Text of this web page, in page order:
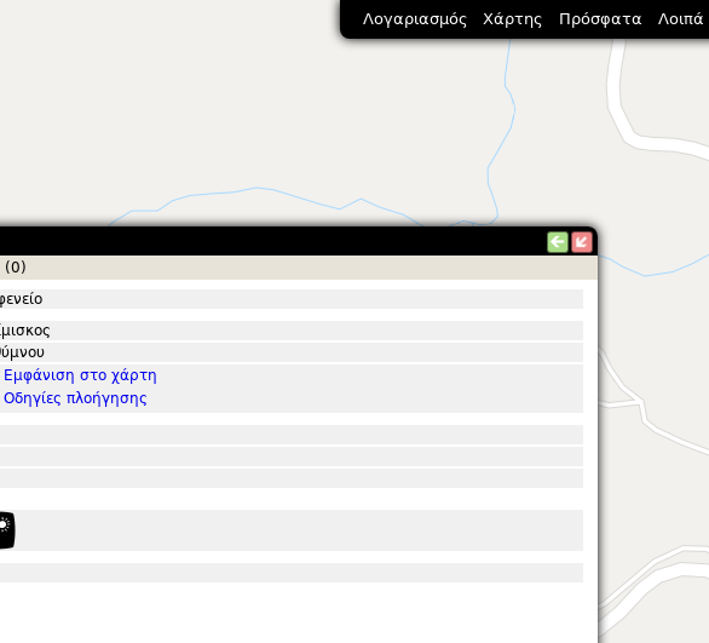
(0)
Εμφάνιση στο χάρτη
Οδηγίες πλοήγησης
Λογαριασμός Χάρτης Πρόσφατα Λοιπά